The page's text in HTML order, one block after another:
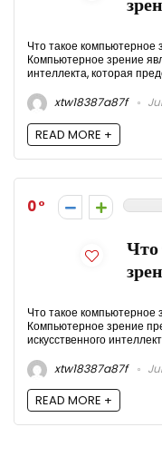
Что такое компьютерное
Компьютерное зрение
интеллекта, которая
xtw18387a87f
READ MORE +
0
Что
Что такое компьютерное
Компьютерное зрение
искусственного
xtw18387a87f
READ MORE +